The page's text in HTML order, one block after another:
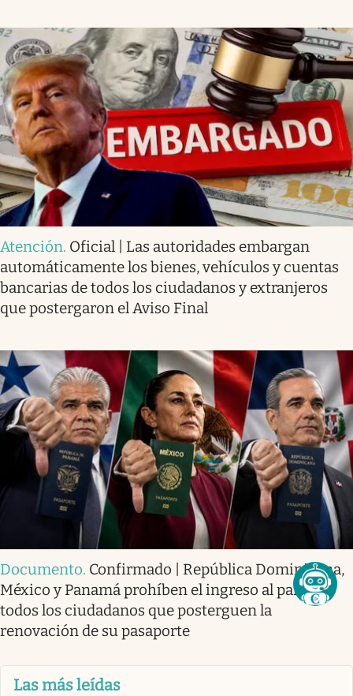
Atención. Oficial | Las autoridades embargan
automáticamente los bienes, vehículos y cuentas
bancarias de todos los ciudadanos y extranjeros
que postergaron el Aviso Final
Documento. Confirmado | República Dominicana,
México y Panamá prohíben el ingreso al país a
todos los ciudadanos que posterguen la
renovación de su pasaporte
Las más leídas